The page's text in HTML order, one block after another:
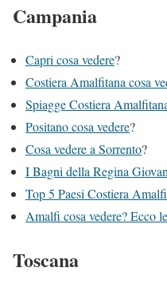
Campania
Capri cosa vedere?
Costiera Amalfitana cosa
Spiagge Costiera
Positano cosa vedere?
Cosa vedere a Sorrento?
I Bagni della Regina
Top 5 Paesi Costiera
Amalfi cosa vedere? Ecco
Toscana